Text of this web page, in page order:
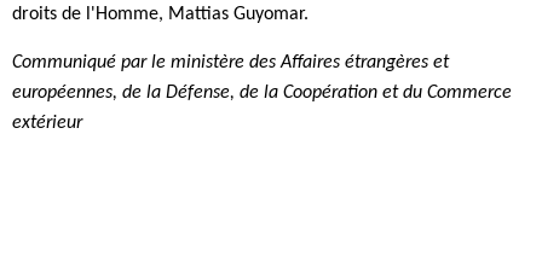
droits de l'Homme, Mattias Guyomar.
Communiqué par le ministère des Affaires étrangères et
européennes, de la Défense, de la Coopération et du Commerce
extérieur